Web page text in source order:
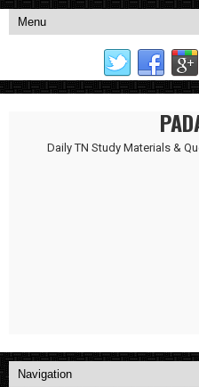
Daily TN Study Materials &